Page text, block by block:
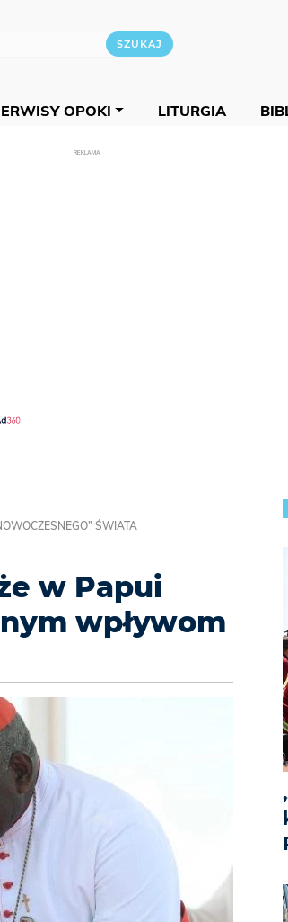
OPOKI LITURGIA
REKLAMA
ŚWIATA
w Papui
wpływom